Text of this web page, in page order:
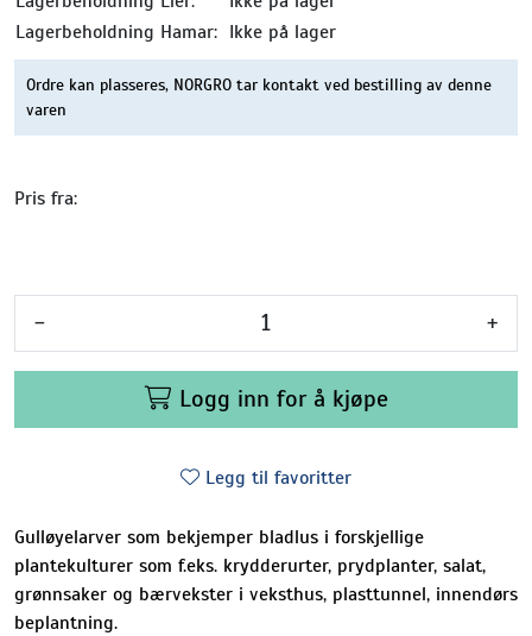
Lagerbeholdning Hamar: Ikke på lager
Ordre kan plasseres, NORGRO tar kontakt ved bestilling av denne
varen
Pris fra:
- +
Logg inn for å kjøpe
Legg til favoritter
Gulløyelarver som bekjemper bladlus i forskjellige
plantekulturer som f.eks. krydderurter, prydplanter, salat,
grønnsaker og bærvekster i veksthus, plasttunnel, innendørs
beplantning.